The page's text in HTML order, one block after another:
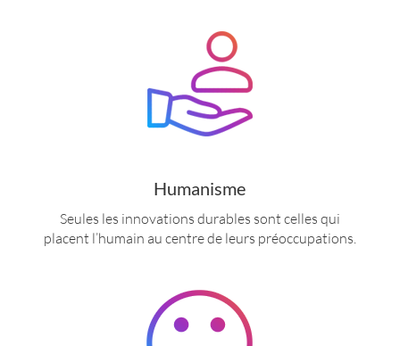
Humanisme
Seules les innovations durables sont celles qui
placent l’humain au centre de leurs préoccupations.